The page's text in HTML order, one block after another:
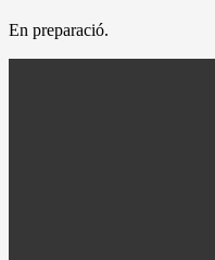
En preparació.